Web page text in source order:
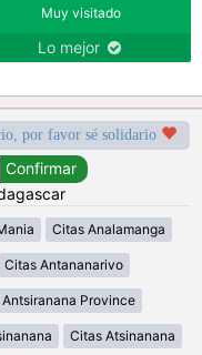
Muy visitado
Lo mejor
por favor sé solidario
Citas Analamanga
Citas Antananarivo
Province
Citas Atsinanana